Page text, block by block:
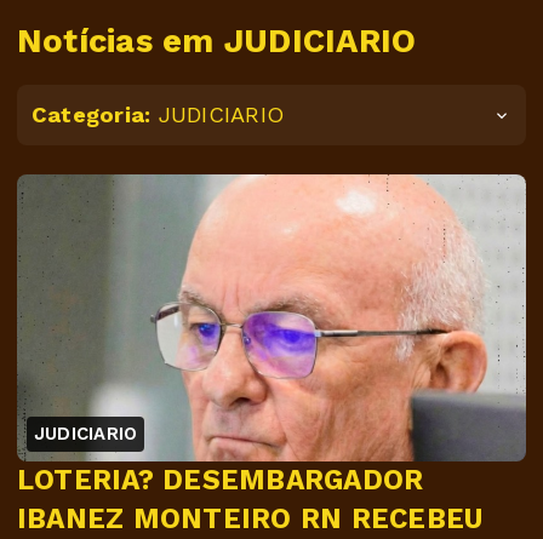
Notícias em JUDICIARIO
Categoria: JUDICIARIO
JUDICIARIO
LOTERIA? DESEMBARGADOR
IBANEZ MONTEIRO RN RECEBEU